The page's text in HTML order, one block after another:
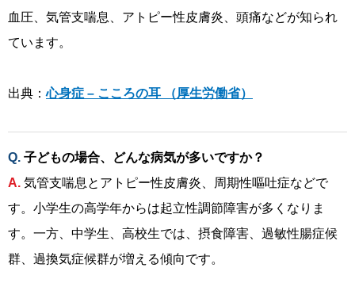
血圧、気管支喘息、アトピー性皮膚炎、頭痛などが知られ
ています。
出典：心身症 – こころの耳 （厚生労働省）
子どもの場合、どんな病気が多いですか？
気管支喘息とアトピー性皮膚炎、周期性嘔吐症などで
す。小学生の高学年からは起立性調節障害が多くなりま
す。一方、中学生、高校生では、摂食障害、過敏性腸症候
群、過換気症候群が増える傾向です。